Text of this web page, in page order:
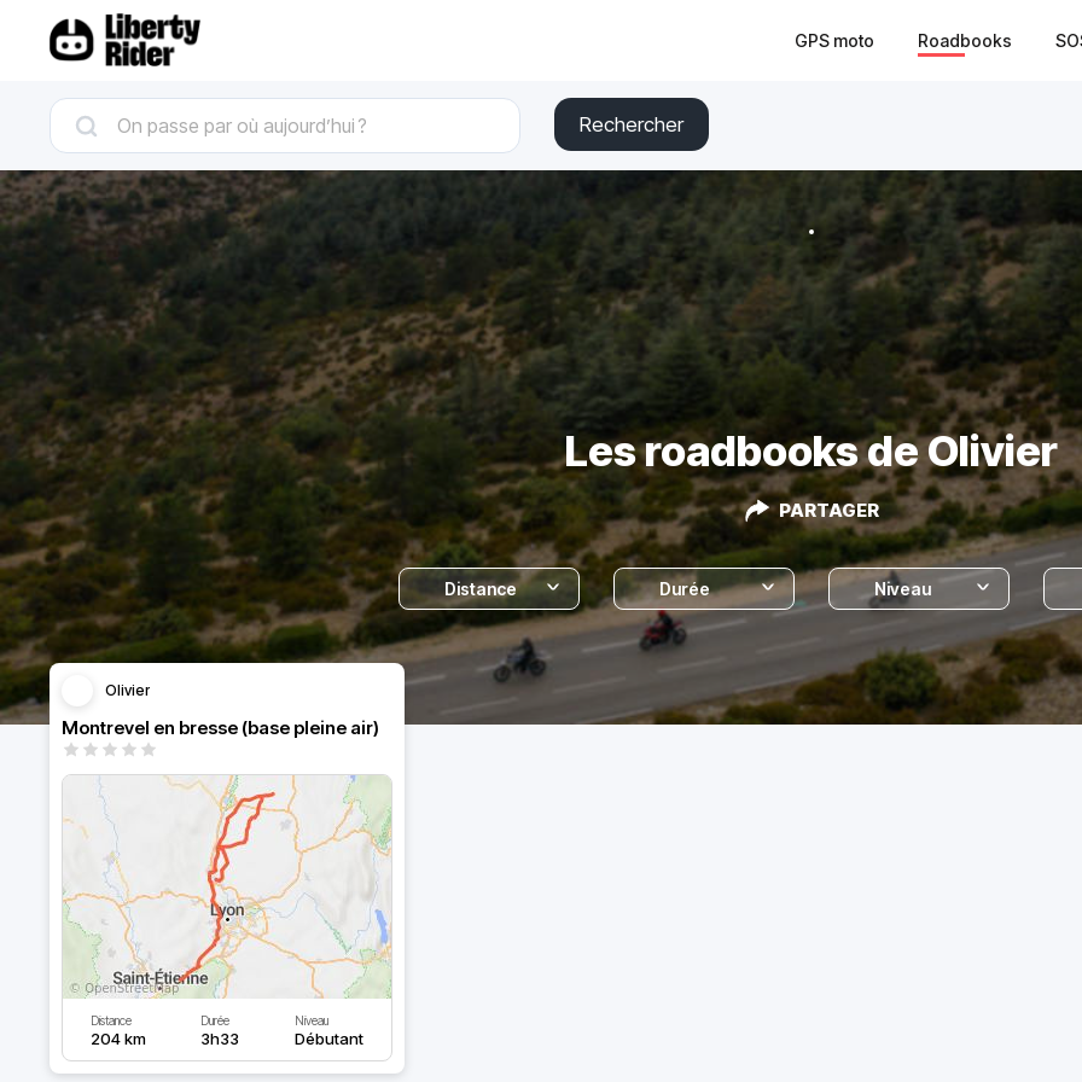
GPS moto Roadbooks
Rechercher
Les roadbooks de Olivier
PARTAGER
Distance Durée Niveau
Olivier
Montrevel en bresse (base pleine air)
Distance
204 km
Durée
3h33
Niveau
Débutant